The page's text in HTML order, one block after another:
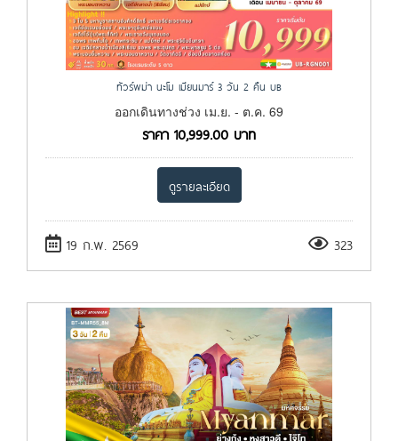
ทัวร์พม่า นะโม เมียนมาร์ 3 วัน 2 คืน UB
ออกเดินทางช่วง เม.ย. - ต.ค. 69
ราคา 10,999.00 บาท
ดูรายละเอียด
19 ก.พ. 2569 323